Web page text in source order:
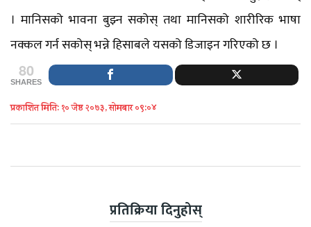
। मानिसको भावना बुझ्न सकोस् तथा मानिसको शारीरिक भाषा
नक्कल गर्न सकोस् भन्ने हिसाबले यसको डिजाइन गरिएको छ ।
80
SHARES
प्रकाशित मिति: १० जेष्ठ २०७३, सोमबार ०९:०४
प्रतिक्रिया दिनुहोस्